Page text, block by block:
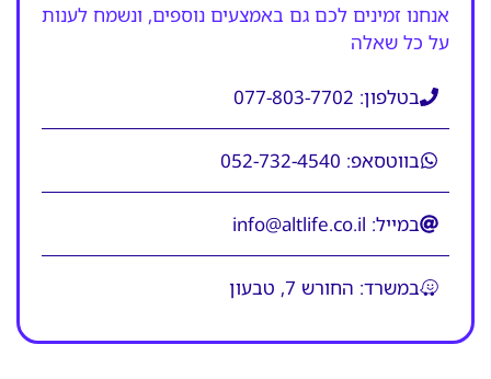
אנחנו זמינים לכם גם באמצעים נוספים, ונשמח לענות
על כל שאלה
בטלפון: 077-803-7702
בווטסאפ: 052-732-4540
במייל: info@altlife.co.il
במשרד: החורש 7, טבעון